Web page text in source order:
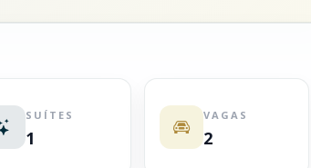
SUÍTES
1
VAGAS
2